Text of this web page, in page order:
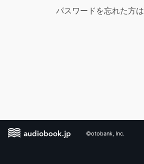
パスワードを忘れた方は
©otobank, Inc.